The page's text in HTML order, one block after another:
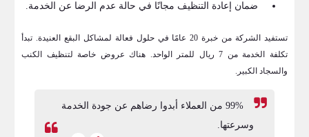
ضمان إعادة التنظيف مجانًا في حالة عدم الرضا عن الخدمة.
تستفيد الشركة من خبرة 20 عامًا في حلول فعالة لمشاكل البقع العنيدة. تبدأ
تكلفة الخدمة من 7 ريال للمتر الواحد. هناك عروض خاصة لتنظيف الكنب
والسجاد الكبير.
99% من العملاء أبدوا رضاهم عن جودة الخدمة
وسرعتها.